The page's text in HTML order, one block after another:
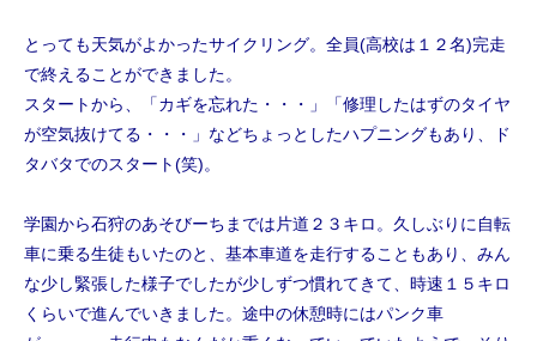
とっても天気がよかったサイクリング。全員(高校は１２名)完走
で終えることができました。
スタートから、「カギを忘れた・・・」「修理したはずのタイヤ
が空気抜けてる・・・」などちょっとしたハプニングもあり、ド
タバタでのスタート(笑)。
学園から石狩のあそびーちまでは片道２３キロ。久しぶりに自転
車に乗る生徒もいたのと、基本車道を走行することもあり、みん
な少し緊張した様子でしたが少しずつ慣れてきて、時速１５キロ
くらいで進んでいきました。途中の休憩時にはパンク車